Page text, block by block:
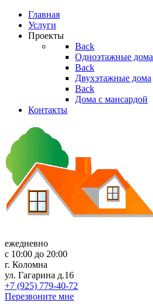
Главная
Услуги
Проекты
Back
Одноэтажные дома
Back
Двухэтажные дома
Back
Дома с мансардой
Контакты
ежедневно
с 10:00 до 20:00
г. Коломна
ул. Гагарина д.16
+7 (925) 779-40-72
Перезвоните мне